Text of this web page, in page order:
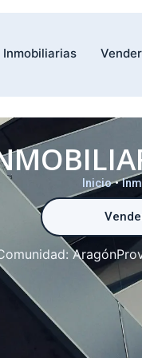
Inmobiliarias Vender
Inicio•
Aragón